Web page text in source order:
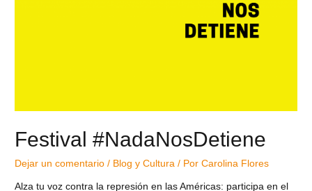
Festival #NadaNosDetiene
Dejar un comentario / Blog y Cultura / PorCarolina Flores
Alza tu voz contra la represión en las Américas: participa en el